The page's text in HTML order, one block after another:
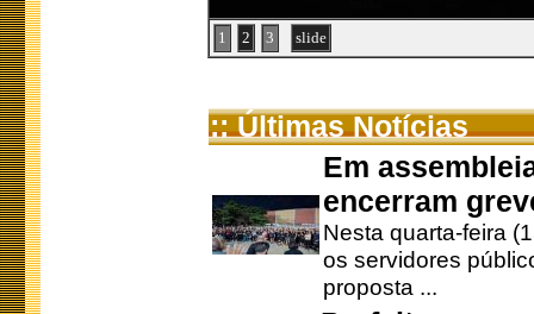
1 2 3 slide
:: Últimas Notícias
Em
encerram
Nesta quarta-feira
os servidores
proposta ...